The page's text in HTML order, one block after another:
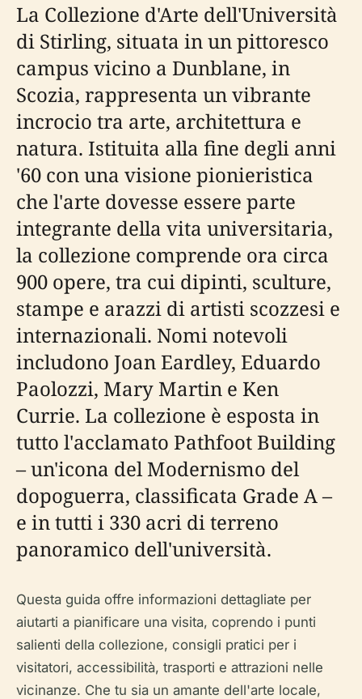
La Collezione d'Arte dell'Università
di Stirling, situata in un pittoresco
campus vicino a Dunblane, in
Scozia, rappresenta un vibrante
incrocio tra arte, architettura e
natura. Istituita alla fine degli anni
'60 con una visione pionieristica
che l'arte dovesse essere parte
integrante della vita universitaria,
la collezione comprende ora circa
900 opere, tra cui dipinti, sculture,
stampe e arazzi di artisti scozzesi e
internazionali. Nomi notevoli
includono Joan Eardley, Eduardo
Paolozzi, Mary Martin e Ken
Currie. La collezione è esposta in
tutto l'acclamato Pathfoot Building
– un'icona del Modernismo del
dopoguerra, classificata Grade A –
e in tutti i 330 acri di terreno
panoramico dell'università.
Questa guida offre informazioni dettagliate per
aiutarti a pianificare una visita, coprendo i punti
salienti della collezione, consigli pratici per i
visitatori, accessibilità, trasporti e attrazioni nelle
vicinanze. Che tu sia un amante dell'arte locale,